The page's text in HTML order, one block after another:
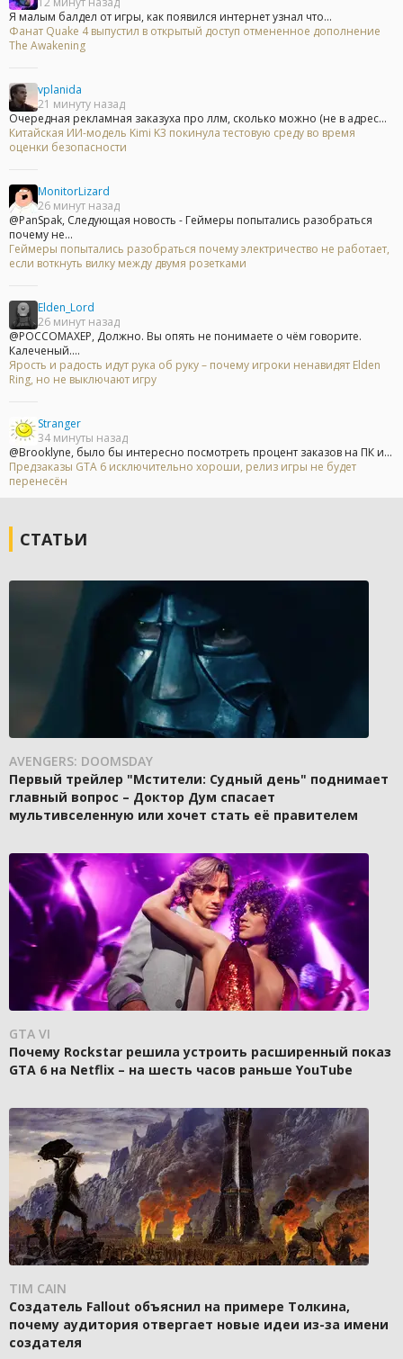
Я малым балдел от игры, как появился интернет узнал что...
Фанат Quake 4 выпустил в открытый доступ отмененное дополнение
The Awakening
vplanida
21 минуту назад
Очередная рекламная заказуха про ллм, сколько можно (не в адрес...
Китайская ИИ-модель Kimi K3 покинула тестовую среду во время
оценки безопасности
MonitorLizard
26 минут назад
@PanSpak, Следующая новость - Геймеры попытались разобраться
почему не...
Геймеры попытались разобраться почему электричество не работает,
если воткнуть вилку между двумя розетками
Elden_Lord
26 минут назад
@POCCOMAXEP, Должно. Вы опять не понимаете о чём говорите.
Калеченый....
Ярость и радость идут рука об руку – почему игроки ненавидят Elden
Ring, но не выключают игру
Stranger
34 минуты назад
@Brooklyne, было бы интересно посмотреть процент заказов на ПК и...
Предзаказы GTA 6 исключительно хороши, релиз игры не будет
перенесён
СТАТЬИ
AVENGERS: DOOMSDAY
Первый трейлер "Мстители: Судный день" поднимает
главный вопрос – Доктор Дум спасает
мультивселенную или хочет стать её правителем
GTA VI
Почему Rockstar решила устроить расширенный показ
GTA 6 на Netflix – на шесть часов раньше YouTube
TIM CAIN
Создатель Fallout объяснил на примере Толкина,
почему аудитория отвергает новые идеи из-за имени
создателя